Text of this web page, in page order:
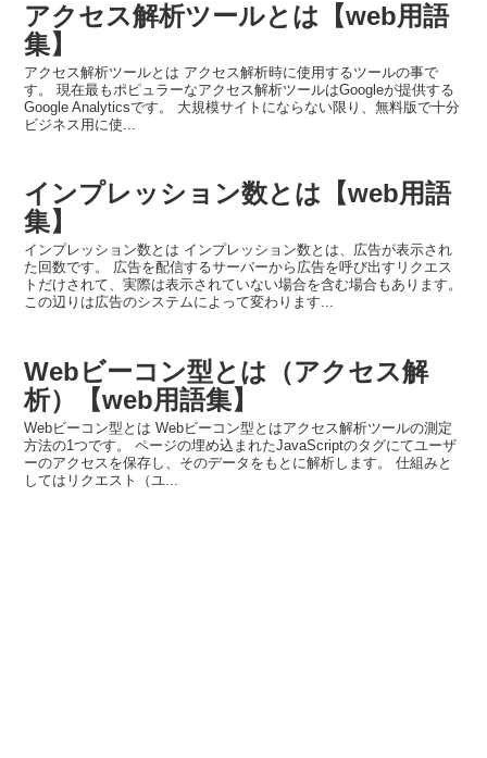
アクセス解析ツールとは【web用語
集】
アクセス解析ツールとは アクセス解析時に使用するツールの事で
す。 現在最もポピュラーなアクセス解析ツールはGoogleが提供する
Google Analyticsです。 大規模サイトにならない限り、無料版で十分
ビジネス用に使...
インプレッション数とは【web用語
集】
インプレッション数とは インプレッション数とは、広告が表示され
た回数です。 広告を配信するサーバーから広告を呼び出すリクエス
トだけされて、実際は表示されていない場合を含む場合もあります。
この辺りは広告のシステムによって変わります...
Webビーコン型とは（アクセス解
析）【web用語集】
Webビーコン型とは Webビーコン型とはアクセス解析ツールの測定
方法の1つです。 ページの埋め込まれたJavaScriptのタグにてユーザ
ーのアクセスを保存し、そのデータをもとに解析します。 仕組みと
してはリクエスト（ユ...